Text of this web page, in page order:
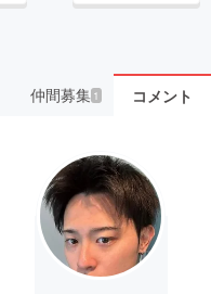
仲間募集 1 コメント